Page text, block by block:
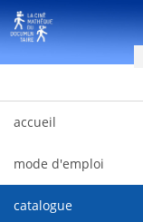
Saltar al contenido
accueil
mode d'emploi
catalogue